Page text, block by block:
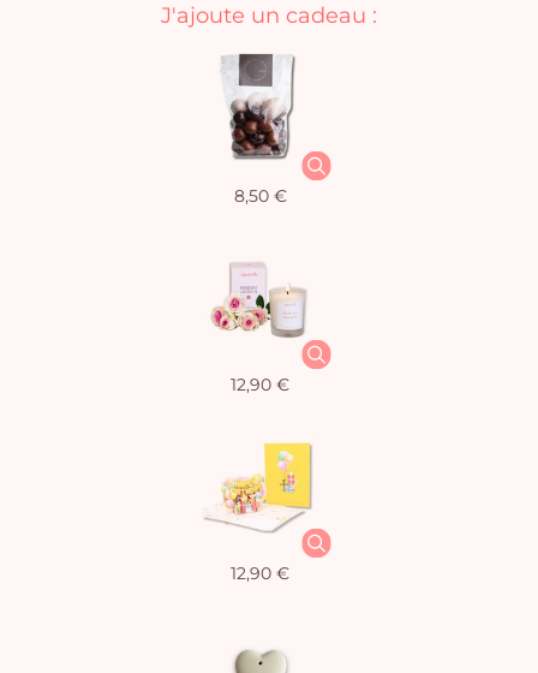
J'ajoute un cadeau :
8,50 €
12,90 €
12,90 €